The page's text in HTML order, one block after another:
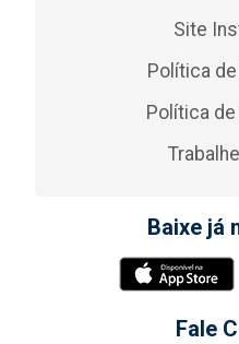
Site
Política
Política
Baixe já
Fale